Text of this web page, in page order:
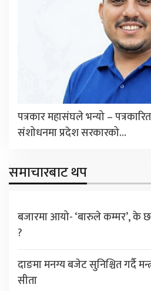
पत्रकार महासंघले भन्यो –
संशोधनमा प्रदेश सरकारको…
समाचारबाट थप
बजारमा आयो- ‘बारुले कम्मर’, के
?
दाङमा मनग्य बजेट सुनिश्चित गर्दै
सीता